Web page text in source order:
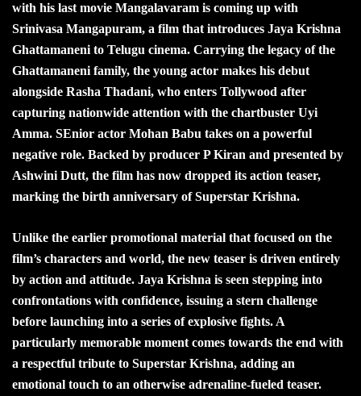
with his last movie Mangalavaram is coming up with
Srinivasa Mangapuram, a film that introduces Jaya Krishna
Ghattamaneni to Telugu cinema. Carrying the legacy of the
Ghattamaneni family, the young actor makes his debut
alongside Rasha Thadani, who enters Tollywood after
capturing nationwide attention with the chartbuster Uyi
Amma. SEnior actor Mohan Babu takes on a powerful
negative role. Backed by producer P Kiran and presented by
Ashwini Dutt, the film has now dropped its action teaser,
marking the birth anniversary of Superstar Krishna.
Unlike the earlier promotional material that focused on the
film’s characters and world, the new teaser is driven entirely
by action and attitude. Jaya Krishna is seen stepping into
confrontations with confidence, issuing a stern challenge
before launching into a series of explosive fights. A
particularly memorable moment comes towards the end with
a respectful tribute to Superstar Krishna, adding an
emotional touch to an otherwise adrenaline-fueled teaser.